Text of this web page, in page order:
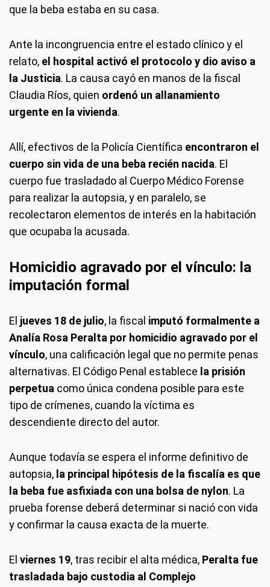
que la beba estaba en su casa.
Ante la incongruencia entre el estado clínico y el
relato, el hospital activó el protocolo y dio aviso a
la Justicia. La causa cayó en manos de la fiscal
Claudia Ríos, quien ordenó un allanamiento
urgente en la vivienda.
Allí, efectivos de la Policía Científica encontraron el
cuerpo sin vida de una beba recién nacida. El
cuerpo fue trasladado al Cuerpo Médico Forense
para realizar la autopsia, y en paralelo, se
recolectaron elementos de interés en la habitación
que ocupaba la acusada.
Homicidio agravado por el vínculo: la
imputación formal
El jueves 18 de julio, la fiscal imputó formalmente a
Analía Rosa Peralta por homicidio agravado por el
vínculo, una calificación legal que no permite penas
alternativas. El Código Penal establece la prisión
perpetua como única condena posible para este
tipo de crímenes, cuando la víctima es
descendiente directo del autor.
Aunque todavía se espera el informe definitivo de
autopsia, la principal hipótesis de la fiscalía es que
la beba fue asfixiada con una bolsa de nylon. La
prueba forense deberá determinar si nació con vida
y confirmar la causa exacta de la muerte.
El viernes 19, tras recibir el alta médica, Peralta fue
trasladada bajo custodia al Complejo